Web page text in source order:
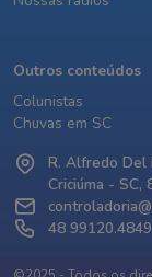
Outros conteúdos
Colunistas
Chuvas em SC
R. Alfredo Del
Criciúma - SC,
48 99120.4849